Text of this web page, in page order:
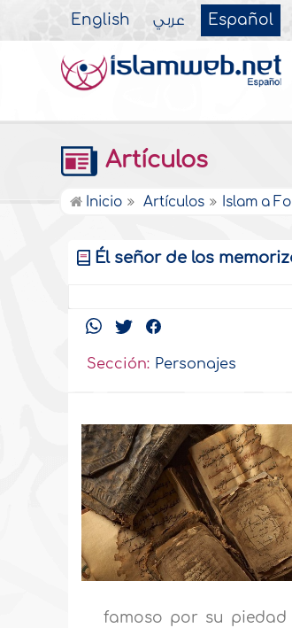
English عربي Español
Artículos
Inicio Artículos Islam a
Él señor de los
Sección: Personajes
famoso por su